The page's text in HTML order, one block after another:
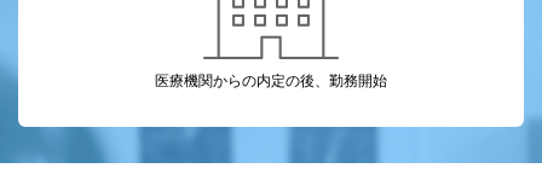
医療機関からの内定の後、勤務開始